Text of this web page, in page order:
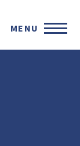
MENU